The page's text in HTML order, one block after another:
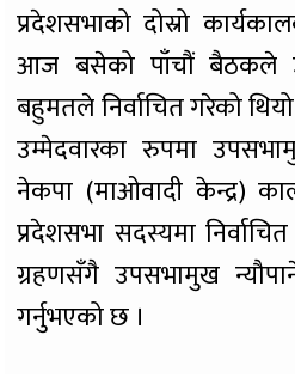
प्रदेशसभाको दोस्रो
आज बसेको पाँचौं बैठकले
बहुमतले निर्वाचित गरेको
उम्मेदवारका रुपमा
नेकपा (माओवादी केन्द्र)
प्रदेशसभा सदस्यमा
ग्रहणसँगै उपसभामुख
गर्नुभएको छ ।